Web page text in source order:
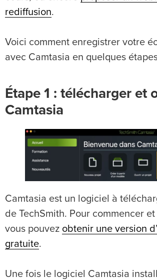
rediffusion.
Voici comment enregistrer votre
avec Camtasia en quelques
Étape 1 : télécharger et
Camtasia
Camtasia est un logiciel à
de TechSmith. Pour commencer et
vous pouvez obtenir une version
gratuite.
Une fois le logiciel Camtasia